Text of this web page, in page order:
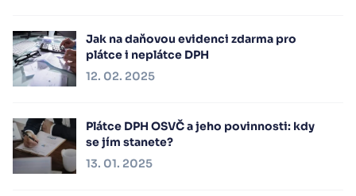
Jak na daňovou evidenci zdarma pro
plátce i neplátce DPH
12. 02. 2025
Plátce DPH OSVČ a jeho povinnosti: kdy
se jím stanete?
13. 01. 2025